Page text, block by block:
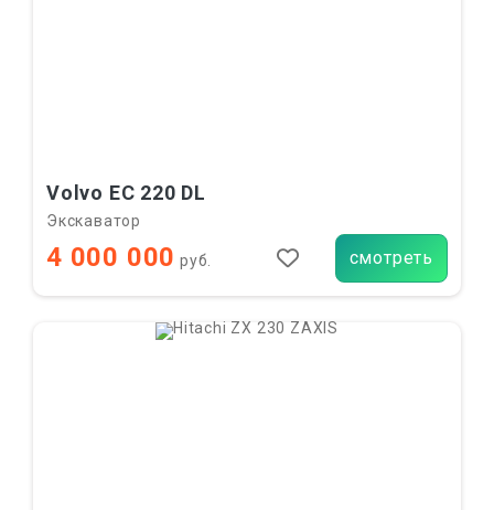
Volvo EC 220 DL
Экскаватор
4 000 000 руб. смотреть